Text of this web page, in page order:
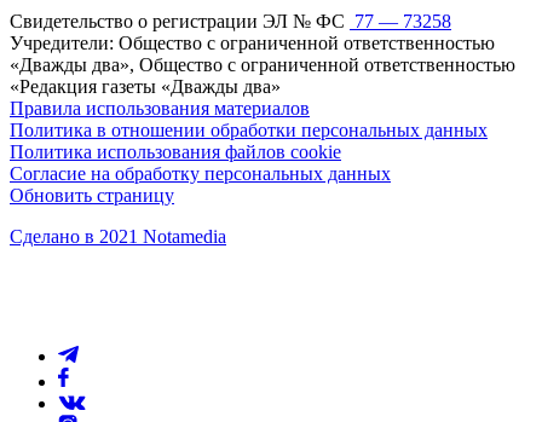
Свидетельство о регистрации ЭЛ № ФС 77 — 73258
Учредители: Общество с ограниченной ответственностью
«Дважды два», Общество с ограниченной ответственностью
«Редакция газеты «Дважды два»
Правила использования материалов
Политика в отношении обработки персональных данных
Политика использования файлов cookie
Согласие на обработку персональных данных
Обновить страницу
Сделано в 2021 Notamedia